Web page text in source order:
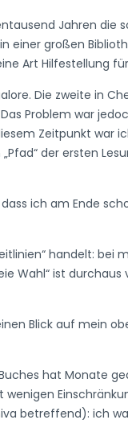
Jahren die
einer großen
Art Hilfestellung
Die zweite in
Problem war
Zeitpunkt war
der ersten
ich am Ende
handelt: bei
Wahl“ ist durchaus
Blick auf mein
hat Monate
betreffend): ich